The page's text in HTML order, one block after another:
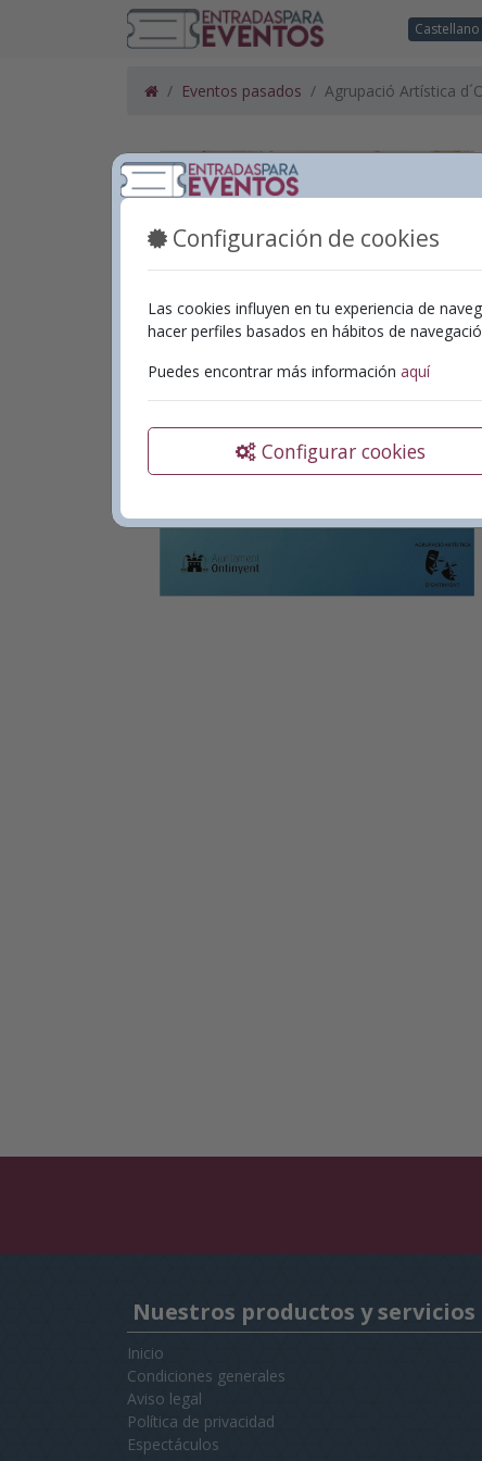
Configuración de cookies
Las cookies influyen en tu experiencia de
hacer perfiles basados en hábitos de
Puedes encontrar más información aquí
Configurar cookies
Castellano
Eventos pasados Agrupació Artística
Nuestros productos y servicios
Inicio
Condiciones generales
Aviso legal
Política de privacidad
Espectáculos